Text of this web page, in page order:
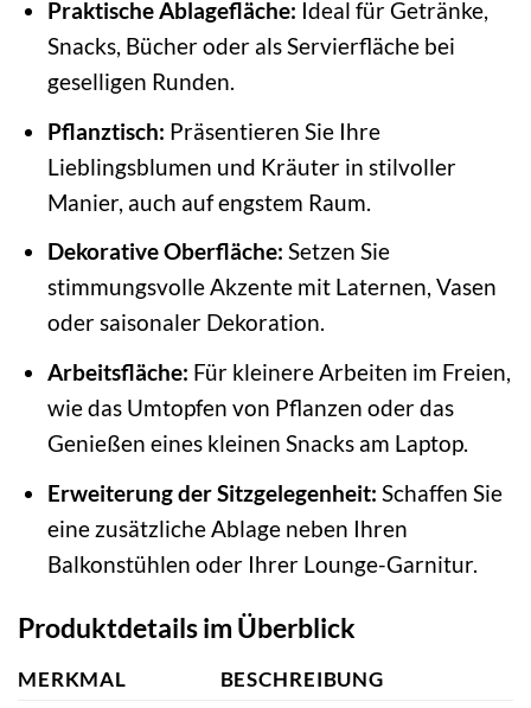
Praktische Ablagefläche: Ideal für Getränke,
Snacks, Bücher oder als Servierfläche bei
geselligen Runden.
Pflanztisch: Präsentieren Sie Ihre
Lieblingsblumen und Kräuter in stilvoller
Manier, auch auf engstem Raum.
Dekorative Oberfläche: Setzen Sie
stimmungsvolle Akzente mit Laternen, Vasen
oder saisonaler Dekoration.
Arbeitsfläche: Für kleinere Arbeiten im Freien,
wie das Umtopfen von Pflanzen oder das
Genießen eines kleinen Snacks am Laptop.
Erweiterung der Sitzgelegenheit: Schaffen Sie
eine zusätzliche Ablage neben Ihren
Balkonstühlen oder Ihrer Lounge-Garnitur.
Produktdetails im Überblick
MERKMAL BESCHREIBUNG